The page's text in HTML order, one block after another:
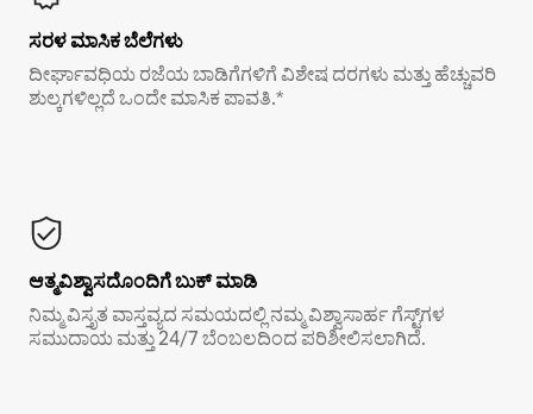
ಸರಳ ಮಾಸಿಕ ಬೆಲೆಗಳು
ದೀರ್ಘಾವಧಿಯ ರಜೆಯ ಬಾಡಿಗೆಗಳಿಗೆ ವಿಶೇಷ ದರಗಳು ಮತ್ತು ಹೆಚ್ಚುವರಿ
ಶುಲ್ಕಗಳಿಲ್ಲದೆ ಒಂದೇ ಮಾಸಿಕ ಪಾವತಿ.*
ಆತ್ಮವಿಶ್ವಾಸದೊಂದಿಗೆ ಬುಕ್ ಮಾಡಿ
ನಿಮ್ಮ ವಿಸ್ತೃತ ವಾಸ್ತವ್ಯದ ಸಮಯದಲ್ಲಿ ನಮ್ಮ ವಿಶ್ವಾಸಾರ್ಹ ಗೆಸ್ಟ್‌ಗಳ
ಸಮುದಾಯ ಮತ್ತು 24/7 ಬೆಂಬಲದಿಂದ ಪರಿಶೀಲಿಸಲಾಗಿದೆ.